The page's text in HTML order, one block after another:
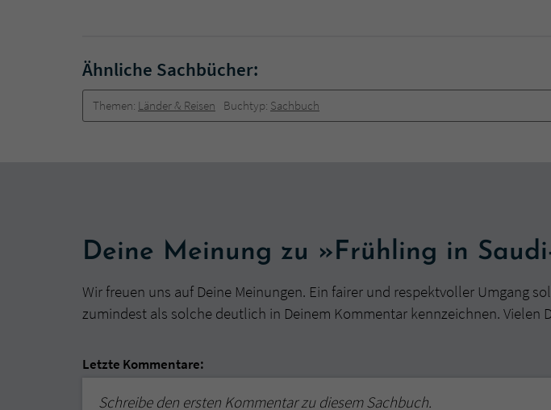
Ähnliche Sachbücher:
Themen: Länder & Reisen Buchtyp: Sachbuch
Deine Meinung zu »Frühling in
Wir freuen uns auf Deine Meinungen. Ein fairer und respektvoller Umgang
zumindest als solche deutlich in Deinem Kommentar kennzeichnen. Vielen
Letzte Kommentare:
Schreibe den ersten Kommentar zu diesem Sachbuch.